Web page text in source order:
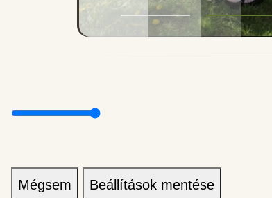
Mégsem Beállítások mentése